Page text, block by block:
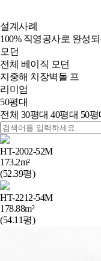
설계사례
100% 직영공사로 완성
모던
전체 베이직 모던
지중해 치장벽돌 프
리미엄
50평대
전체 30평대 40평대 50평
HT-2002-52M
173.2m²
(52.39평)
HT-2212-54M
178.88m²
(54.11평)